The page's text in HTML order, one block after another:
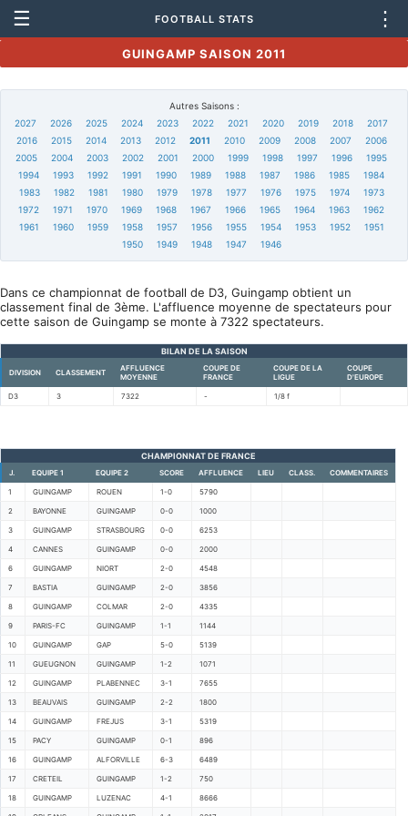
☰ FOOTBALL STATS ⋮
GUINGAMP SAISON 2011
Autres Saisons :
2027
2026 2025 2024 2023 2022 2021 2020 2019 2018
2017
2016
2015 2014 2013 2012 2011 2010 2009 2008 2007
2006
2005
2004 2003 2002 2001 2000 1999 1998 1997 1996
1995
1994
1993 1992 1991 1990 1989 1988 1987 1986 1985
1984
1983
1982 1981 1980 1979 1978 1977 1976 1975 1974
1973
1972
1971 1970 1969 1968 1967 1966 1965 1964 1963
1962
1961
1960 1959 1958 1957 1956 1955 1954 1953 1952
1951
1950
1949 1948 1947 1946
Dans ce championnat de football de D3, Guingamp obtient un
classement final de 3ème. L'affluence moyenne de spectateurs pour
cette saison de Guingamp se monte à 7322 spectateurs.
BILAN DE LA SAISON
DIVISION CLASSEMENT
AFFLUENCE
MOYENNE
COUPE DE
FRANCE
COUPE DE LA
LIGUE
COUPE
D'EUROPE
D3 3 7322 - 1/8 f
CHAMPIONNAT DE FRANCE
J. EQUIPE 1 EQUIPE 2 SCORE AFFLUENCE LIEU CLASS. COMMENTAIRES
1 GUINGAMP ROUEN 1-0 5790
2 BAYONNE GUINGAMP 0-0 1000
3 GUINGAMP STRASBOURG 0-0 6253
4 CANNES GUINGAMP 0-0 2000
6 GUINGAMP NIORT 2-0 4548
7 BASTIA GUINGAMP 2-0 3856
8 GUINGAMP COLMAR 2-0 4335
9 PARIS-FC GUINGAMP 1-1 1144
10 GUINGAMP GAP 5-0 5139
11 GUEUGNON GUINGAMP 1-2 1071
12 GUINGAMP PLABENNEC 3-1 7655
13 BEAUVAIS GUINGAMP 2-2 1800
14 GUINGAMP FREJUS 3-1 5319
15 PACY GUINGAMP 0-1 896
16 GUINGAMP ALFORVILLE 6-3 6489
17 CRETEIL GUINGAMP 1-2 750
18 GUINGAMP LUZENAC 4-1 8666